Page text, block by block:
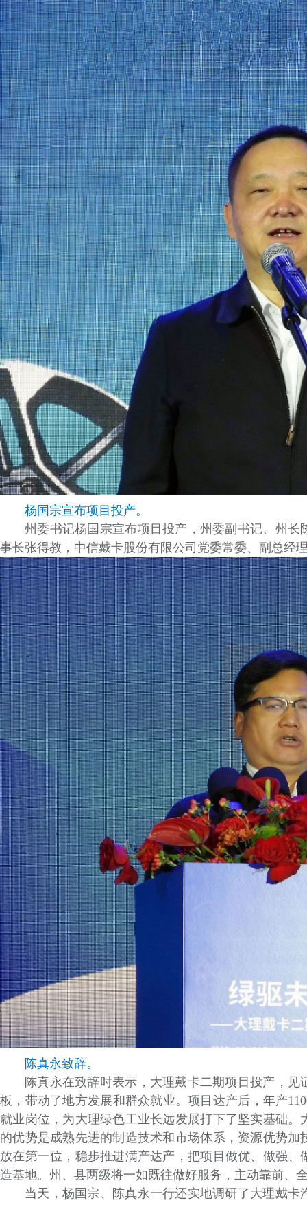
杨国宗宣布项目投产。
州委书记杨国宗宣布项目投产，州委副书记、州
事长张得教，中信戴卡股份有限公司党委常委、副总经
陈真永致辞。
陈真永在致辞时表示，大理戴卡二期项目投产，
板，带动了地方发展和群众就业。项目达产后，年产
就业岗位，为大理绿色工业长远发展打下了坚实基础
的优势是成熟先进的制造技术和市场体系，资源优势
放在第一位，稳步推进满产达产，把项目做优、做强
造基地。州、县两级将一如既往做好服务，主动靠前、
当天，杨国宗、陈真永一行还实地调研了大理戴